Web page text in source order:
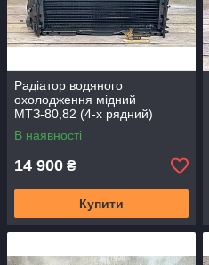
Радіатор водяного
охолодження мідний
МТЗ-80,82 (4-х рядний)
Промтрансенерго
В наявності
14 900 ₴
Купити